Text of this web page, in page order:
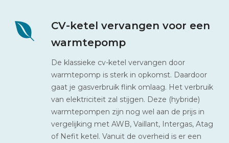
CV-ketel vervangen voor een
warmtepomp
De klassieke cv-ketel vervangen door
warmtepomp is sterk in opkomst. Daardoor
gaat je gasverbruik flink omlaag. Het verbruik
van elektriciteit zal stijgen. Deze (hybride)
warmtepompen zijn nog wel aan de prijs in
vergelijking met AWB, Vaillant, Intergas, Atag
of Nefit ketel. Vanuit de overheid is er een